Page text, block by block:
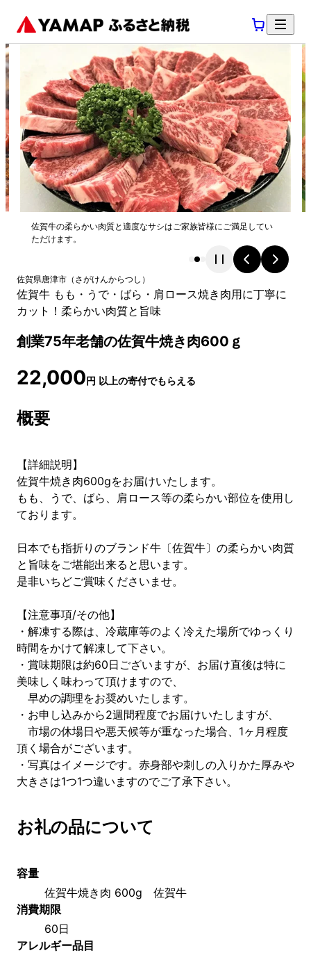
佐賀牛の柔らかい肉質と適度なサシはご家族皆様にご満足してい
ただけます。
佐賀県唐津市 （ さがけんからつし ）
佐賀牛 もも・うで・ばら・肩ロース焼き肉用に丁寧に
カット！柔らかい肉質と旨味
創業75年老舗の佐賀牛焼き肉600ｇ
22,000円 以上の寄付でもらえる
概要
【詳細説明】
佐賀牛焼き肉600gをお届けいたします。
もも、うで、ばら、肩ロース等の柔らかい部位を使用し
ております。
日本でも指折りのブランド牛〔佐賀牛〕の柔らかい肉質
と旨味をご堪能出来ると思います。
是非いちどご賞味くださいませ。
【注意事項/その他】
・解凍する際は、冷蔵庫等のよく冷えた場所でゆっくり
時間をかけて解凍して下さい。
・賞味期限は約60日ございますが、お届け直後は特に
美味しく味わって頂けますので、
早めの調理をお奨めいたします。
・お申し込みから2週間程度でお届けいたしますが、
市場の休場日や悪天候等が重なった場合、1ヶ月程度
頂く場合がございます。
・写真はイメージです。赤身部や刺しの入りかた厚みや
大きさは1つ1つ違いますのでご了承下さい。
お礼の品について
容量
佐賀牛焼き肉 600g　佐賀牛
消費期限
60日
アレルギー品目